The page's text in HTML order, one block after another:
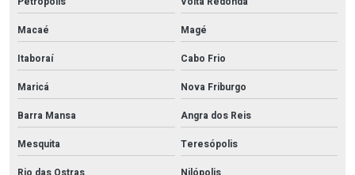
Macaé
Magé
Itaboraí
Cabo Frio
Maricá
Nova Friburgo
Barra Mansa
Angra dos Reis
Mesquita
Teresópolis